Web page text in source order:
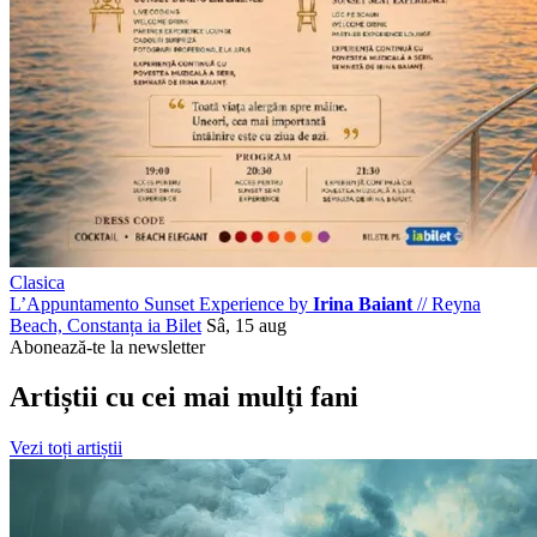
Clasica
L’Appuntamento Sunset Experience by Irina Baiant //Reyna
Beach, Constanța ia Bilet Sâ, 15 aug
Abonează-te la newsletter
Artiștii cu cei mai mulți fani
Vezi toți artiștii